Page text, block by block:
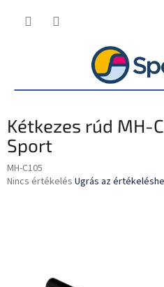
Kétkezes rúd MH-
Sport
MH-C105
A
Nincs értékelés Ugrás az